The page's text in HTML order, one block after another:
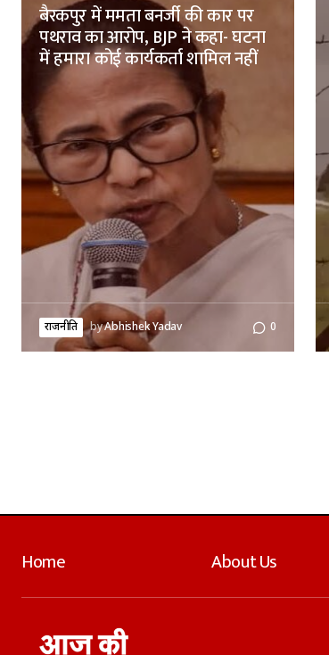
बैरकपुर में ममता बनर्जी की कार पर
पथराव का आरोप, BJP ने कहा- घटना
में हमारा कोई कार्यकर्ता शामिल नहीं
राजनीति byAbhishek Yadav 0
Home About Us